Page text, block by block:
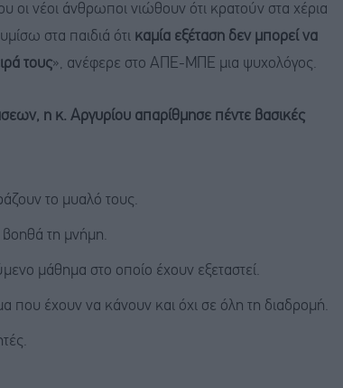
οι νέοι άνθρωποι νιώθουν ότι κρατούν στα χέρια
στα παιδιά ότι καμία εξέταση δεν μπορεί να
τους», ανέφερε στο ΑΠΕ-ΜΠΕ μια ψυχολόγος.
η κ. Αργυρίου απαρίθμησε πέντε βασικές
το μυαλό τους.
τη μνήμη.
μάθημα στο οποίο έχουν εξεταστεί.
που έχουν να κάνουν και όχι σε όλη τη διαδρομή.